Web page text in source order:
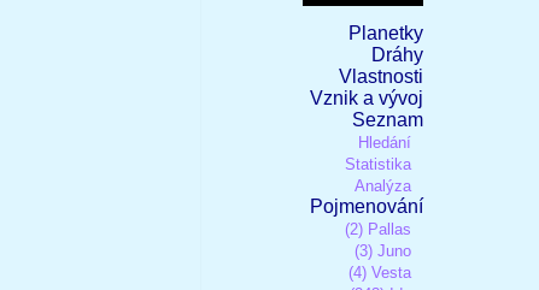
Planetky
Dráhy
Vlastnosti
Vznik a vývoj
Seznam
Hledání
Statistika
Analýza
Pojmenování
(2) Pallas
(3) Juno
(4) Vesta